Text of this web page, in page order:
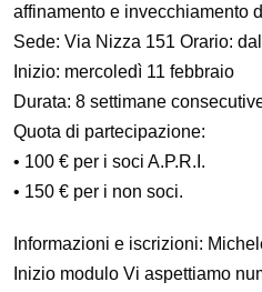
affinamento e invecchiamento
Sede: Via Nizza 151 Orario:
Inizio: mercoledì 11 febbraio
Durata: 8 settimane
Quota di partecipazione:
• 100 € per i soci A.P.R.I.
• 150 € per i non soci.
Informazioni e iscrizioni:
Inizio modulo Vi aspettiamo